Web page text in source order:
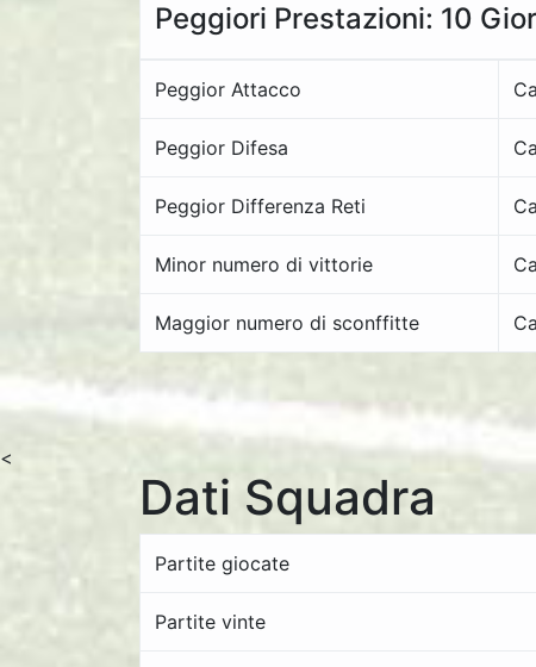
Peggiori Prestazioni: 10
Peggior Attacco
Peggior Difesa
Peggior Differenza Reti
Minor numero di vittorie
Maggior numero di sconffitte
<
Dati Squadra
Partite giocate
Partite vinte